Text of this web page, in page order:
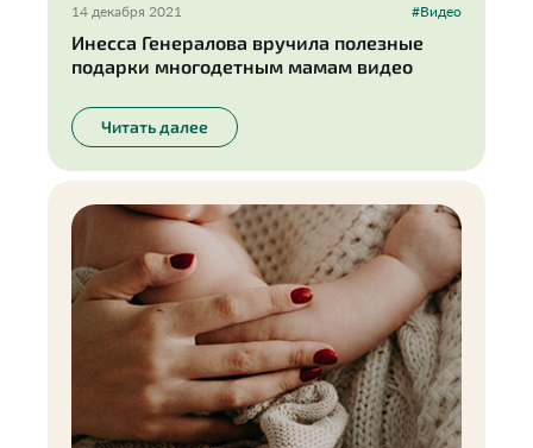
14 декабря 2021 #Видео
Инесса Генералова вручила полезные
подарки многодетным мамам видео
Читать далее